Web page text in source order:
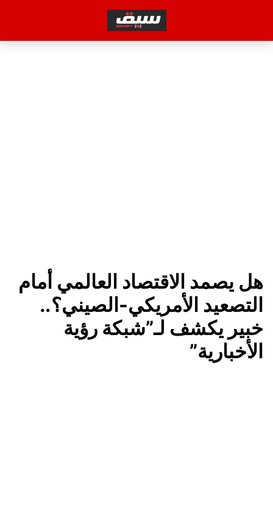
هل يصمد الاقتصاد العالمي أمام
التصعيد الأمريكي-الصيني؟..
خبير يكشف لـ”شبكة رؤية
الأخبارية”